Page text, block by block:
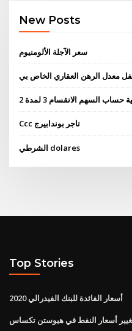
New Posts
سعر الآجلة الألومنيوم
معدل الرهن العقاري الخاص بي
حساب السهم الانقسام 3 لمدة 2
Ccc تاجر بوندابيرج
الشرطي dolares
Top Stories
أسعار الفائدة للبنك الفيدرالي 2020
أسعار النفط في هيوستن تكساس